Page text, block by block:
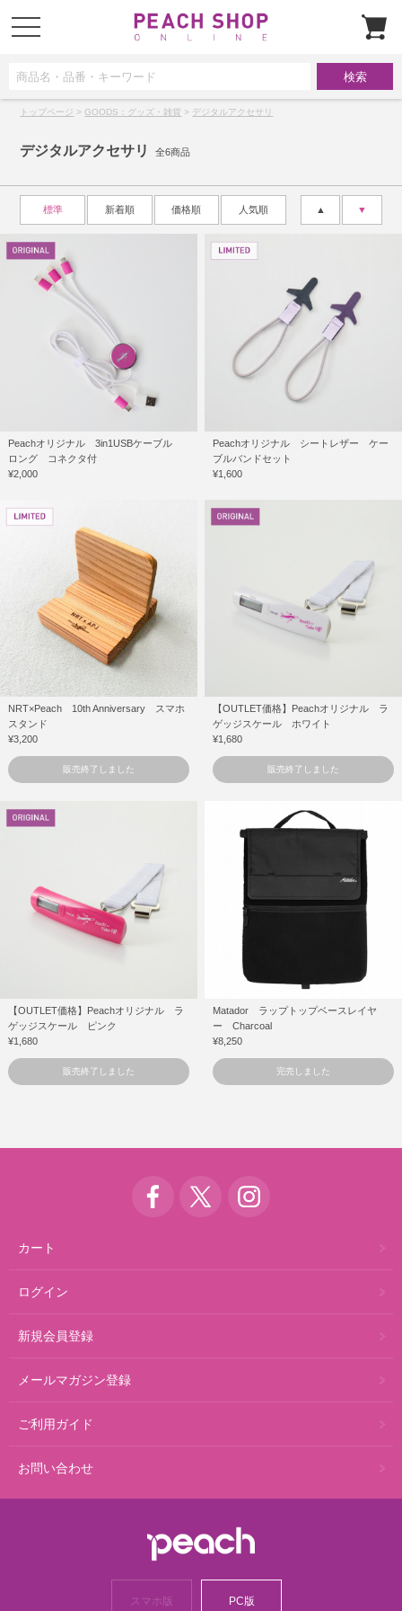
t
o
a
o
トップページ >GOODS：グッズ・雑貨 > デジタルアクセサリ
デジタルアクセサリ 全6商品
標準 新着順 価格順 人気順 ▼
▲
Peachオリジナル 3in1USBケーブル
ロング コネクタ付
¥2,000
Peachオリジナル シートレザー ケー
ブルバンドセット
¥1,600
NRT×Peach 10th Anniversary スマホ
スタンド
¥3,200
販売終了しました
【OUTLET価格】Peachオリジナル ラ
ゲッジスケール ホワイト
¥1,680
販売終了しました
【OUTLET価格】Peachオリジナル ラ
ゲッジスケール ピンク
¥1,680
販売終了しました
Matador ラップトップベースレイヤ
ー Charcoal
¥8,250
完売しました
カート
ログイン
新規会員登録
メールマガジン登録
ご利用ガイド
お問い合わせ
スマホ版 PC版